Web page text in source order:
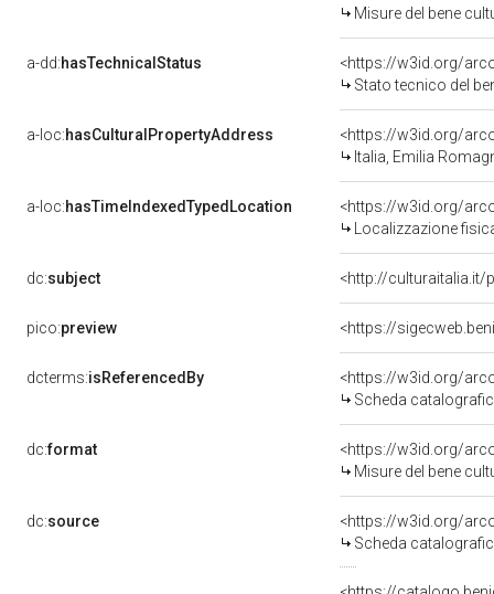
Misure del bene
a-dd:hasTechnicalStatus
<https://w3id.org/
Stato tecnico del
a-loc:hasCulturalPropertyAddress
<https://w3id.org/
Italia, Emilia
a-loc:hasTimeIndexedTypedLocation
<https://w3id.org/
Localizzazione
dc:subject <http://culturaitalia.it/
pico:preview <https://
dcterms:isReferencedBy
<https://w3id.org/
Scheda
dc:format
<https://w3id.org/
Misure del bene
dc:source
<https://w3id.org/
Scheda